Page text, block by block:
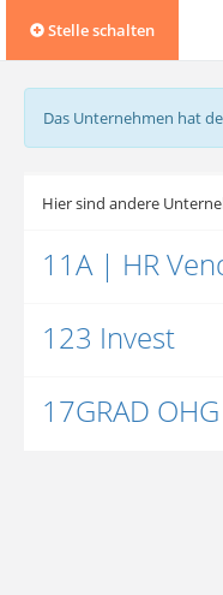
Stelle schalten
Das Unternehmen hat
Hier sind andere
11A | HR
123 Invest
17GRAD OHG